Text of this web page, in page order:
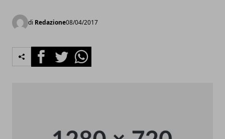
di Redazione08/04/2017
FacebookTwitterWhatsapp